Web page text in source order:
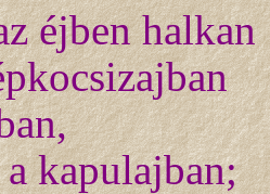
éjben halkan
kapulajban;